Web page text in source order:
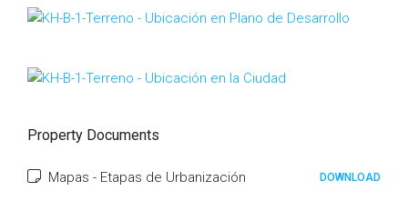
Property Documents
Mapas - Etapas de Urbanización DOWNLOAD